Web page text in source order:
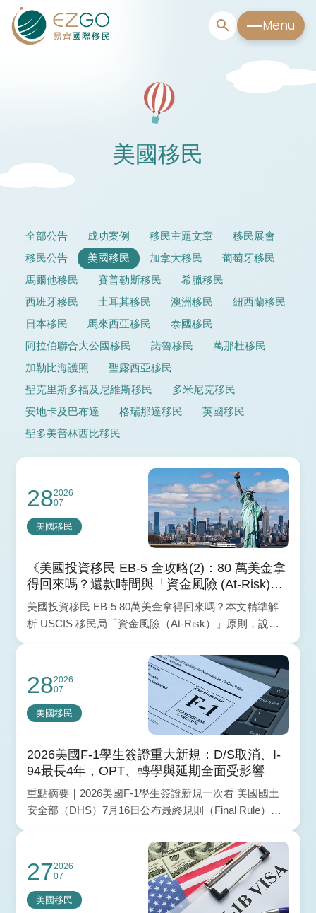
Menu
美國移民
全部公告 成功案例 移民主題文章
移民展會
移民公告
美國移民 加拿大移民
葡萄牙移民
馬爾他移民
賽普勒斯移民
希臘移民
西班牙移民
土耳其移民 澳洲移民
紐西蘭移民
日本移民
馬來西亞移民
泰國移民
阿拉伯聯合大公國移民
諾魯移民
萬那杜移民
加勒比海護照
聖露西亞移民
聖克里斯多福及尼維斯移民
多米尼克移民
安地卡及巴布達
格瑞那達移民
英國移民
聖多美普林西比移民
282026
07
美國移民
《美國投資移民 EB-5 全攻略(2)：80 萬美金拿
得回來嗎？還款時間與「資金風險 (At-Risk)」
原則全解析》
美國投資移民 EB-5 80萬美金拿得回來嗎？本文精準解
析 USCIS 移民局「資金風險（At-Risk）」原則，說明
帶您掌握 2022 年 EB-5 美國投資移民新法下，如何兼顧
綠卡取得與本金安全，全面解析相關風險。
282026
07
美國移民
2026美國F-1學生簽證重大新規：D/S取消、I-
94最長4年，OPT、轉學與延期全面受影響
重點摘要｜2026美國F-1學生簽證新規一次看 美國國土
安全部（DHS）7月16日公布最終規則（Final Rule），
272026
07
美國移民